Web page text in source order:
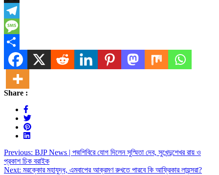
X
Telegram
Message
Share
Share :
Post
navigation
Previous: BJP News | পদ্মশিবিরে যোগ দিলেন সুস্মিতা দেব, সুখেন্দুশেখর রায় ও
প্রকাশ চিক বরাইক
Next: মরক্কোর মহাযুদ্ধ, এমবাপের আক্রমণ রুখতে পারবে কি আফ্রিকার লায়ন্সরা?